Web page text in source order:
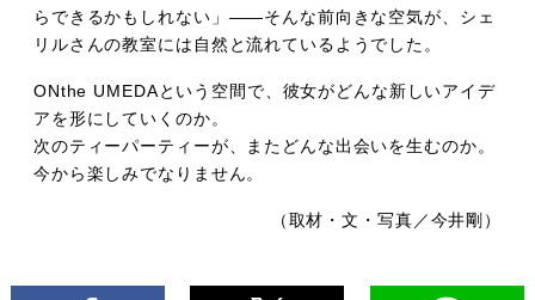
らできるかもしれない」——そんな前向きな空気が、シェ
リルさんの教室には自然と流れているようでした。
ONthe UMEDAという空間で、彼女がどんな新しいアイデ
アを形にしていくのか。
次のティーパーティーが、またどんな出会いを生むのか。
今から楽しみでなりません。
（取材・文・写真／今井剛）